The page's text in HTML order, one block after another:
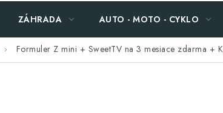
ZÁHRADA AUTO - MOTO - CYKLO
Formuler Z mini + SweetTV na 3 mesiace zdarma +